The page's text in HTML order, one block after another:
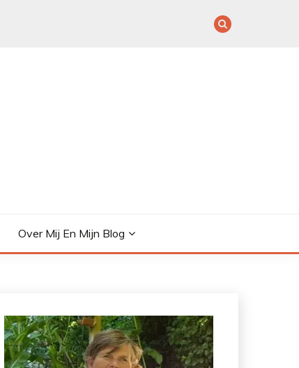
Over Mij En Mijn Blog